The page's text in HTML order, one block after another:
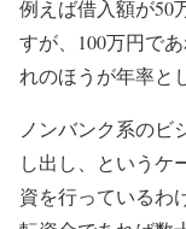
例えば借入額が50
すが、100万円で
れのほうが年率と
ノンバンク系のビ
し出し、というケ
資を行っているわ